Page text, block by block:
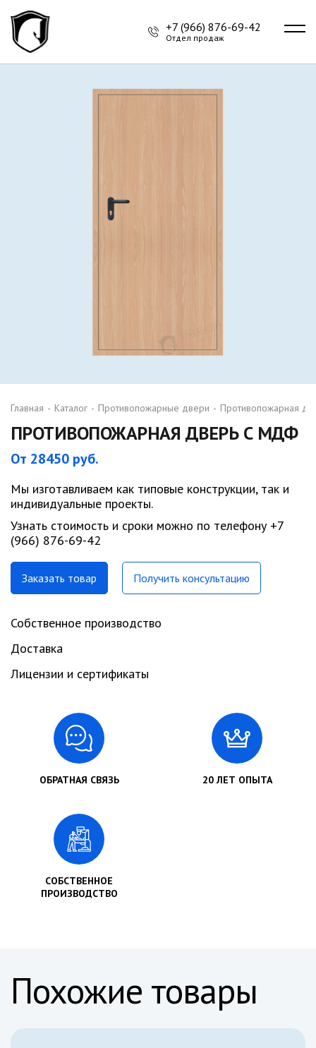
+7 (966) 876-69-42
Отдел продаж
Главная - Каталог - Противопожарные двери - Противопожарная
ПРОТИВОПОЖАРНАЯ ДВЕРЬ С МДФ
От 28450 руб.
Мы изготавливаем как типовые конструкции, так и
индивидуальные проекты.
Узнать стоимость и сроки можно по телефону +7
(966) 876-69-42
Заказать товар Получить консультацию
Собственное производство
Доставка
Лицензии и сертификаты
ОБРАТНАЯ СВЯЗЬ 20 ЛЕТ ОПЫТА
СОБСТВЕННОЕ
ПРОИЗВОДСТВО
Похожие товары